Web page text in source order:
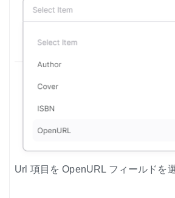
Url 項目を OpenURL フィールドを